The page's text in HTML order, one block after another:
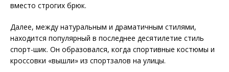
вместо строгих брюк.
Далее, между натуральным и драматичным стилями,
находится популярный в последнее десятилетие стиль
спорт-шик. Он образовался, когда спортивные костюмы и
кроссовки «вышли» из спортзалов на улицы.